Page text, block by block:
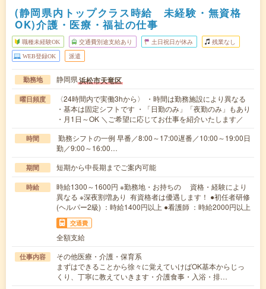
(静岡県内トップクラス時給 未経験・無資格
OK)介護・医療・福祉の仕事
職種未経験OK 交通費別途支給あり 土日祝日が休み 残業なし
WEB登録OK 派遣
勤務地 静岡県浜松市天竜区
曜日頻度
〈24時間内で実働3hから〉 ・時間は勤務施設により異なる
・基本は固定シフトです ・「日勤のみ」「夜勤のみ」もあり
・月1日～OK ＼ご希望に応じてお仕事を紹介いたします／
時間
勤務シフトの一例 早番／8:00～17:00遅番／10:00～19:00日
勤／9:00～16:00…
期間 短期から中長期までご案内可能
時給
時給1300～1600円 ※勤務地・お持ちの 資格・経験により
異なる ※深夜割増あり 有資格者は優遇します！ ●初任者研修
(ヘルパー2級) ：時給1400円以上 ●看護師 ：時給2000円以上
交通費
全額支給
仕事内容
その他医療・介護・保育系
まずはできることから徐々に覚えていけばOK基本からじっ
くり、丁寧に教えていきます・介護食事・入浴・排…